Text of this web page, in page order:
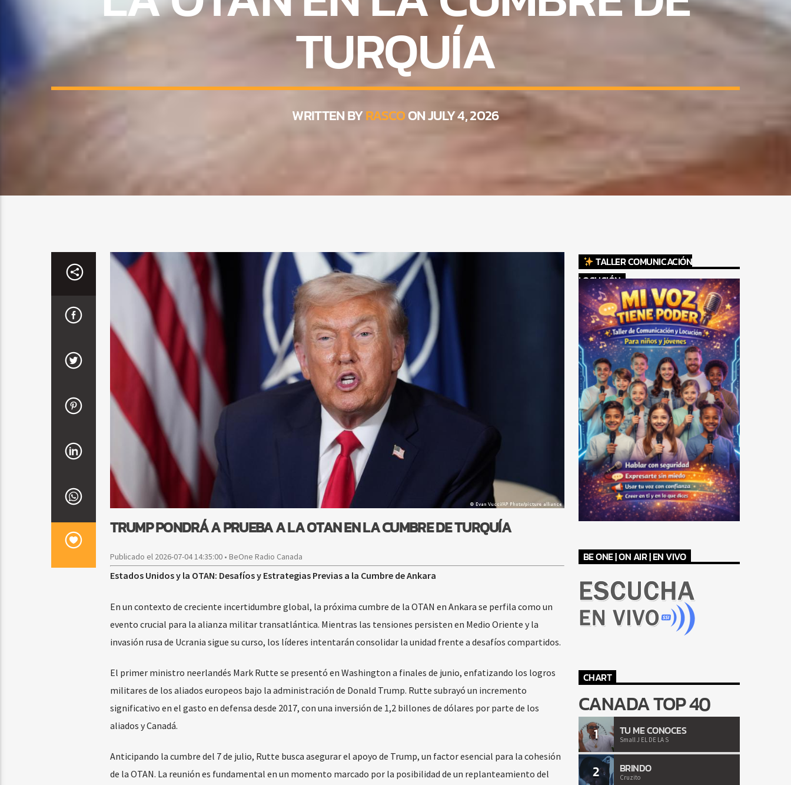
TURQUÍA
WRITTEN BYRASCOON JULY 4, 2026
TRUMP PONDRÁ A PRUEBA A LA OTAN EN LA CUMBRE DE TURQUÍA
Publicado el 2026-07-04 14:35:00 • BeOne Radio Canada
Estados Unidos y la OTAN: Desafíos y Estrategias Previas a la Cumbre de Ankara
En un contexto de creciente incertidumbre global, la próxima cumbre de la OTAN en Ankara se perfila como un
evento crucial para la alianza militar transatlántica. Mientras las tensiones persisten en Medio Oriente y la
invasión rusa de Ucrania sigue su curso, los líderes intentarán consolidar la unidad frente a desafíos compartidos.
El primer ministro neerlandés Mark Rutte se presentó en Washington a finales de junio, enfatizando los logros
militares de los aliados europeos bajo la administración de Donald Trump. Rutte subrayó un incremento
significativo en el gasto en defensa desde 2017, con una inversión de 1,2 billones de dólares por parte de los
aliados y Canadá.
Anticipando la cumbre del 7 de julio, Rutte busca asegurar el apoyo de Trump, un factor esencial para la cohesión
de la OTAN. La reunión es fundamental en un momento marcado por la posibilidad de un replanteamiento del
TALLER COMUNICACIÓN
LOCUCIÓN
BE ONE | ON AIR | EN VIVO
CHART
CANADA TOP 40
1 TU ME CONOCES
Small J EL DE LA S
2 BRINDO
Cruzito